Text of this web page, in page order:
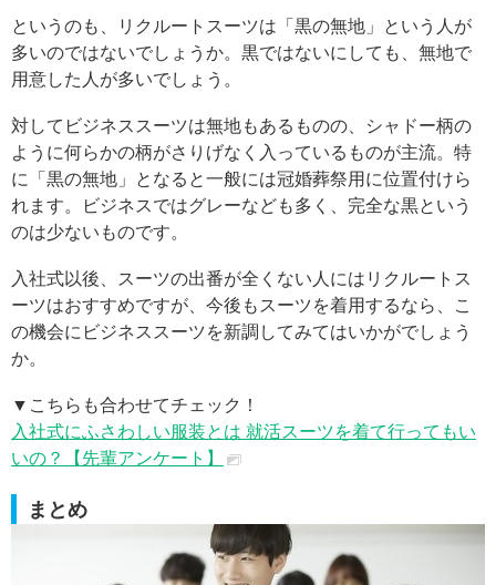
というのも、リクルートスーツは「黒の無地」という人が
多いのではないでしょうか。黒ではないにしても、無地で
用意した人が多いでしょう。
対してビジネススーツは無地もあるものの、シャドー柄の
ように何らかの柄がさりげなく入っているものが主流。特
に「黒の無地」となると一般には冠婚葬祭用に位置付けら
れます。ビジネスではグレーなども多く、完全な黒という
のは少ないものです。
入社式以後、スーツの出番が全くない人にはリクルートス
ーツはおすすめですが、今後もスーツを着用するなら、こ
の機会にビジネススーツを新調してみてはいかがでしょう
か。
▼こちらも合わせてチェック！
入社式にふさわしい服装とは 就活スーツを着て行ってもい
いの？【先輩アンケート】
まとめ